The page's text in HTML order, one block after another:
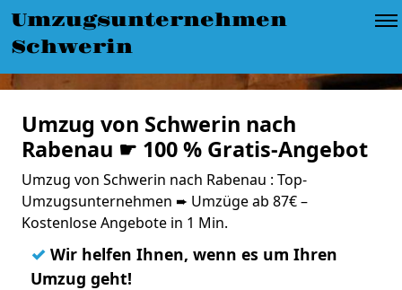
Umzugsunternehmen
Schwerin
Umzug von Schwerin nach
Rabenau ☛ 100 % Gratis-Angebot
Umzug von Schwerin nach Rabenau : Top-
Umzugsunternehmen ➨ Umzüge ab 87€ –
Kostenlose Angebote in 1 Min.
✓ Wir helfen Ihnen, wenn es um Ihren
Umzug geht!